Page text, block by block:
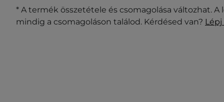
* A termék összetétele és csomagolása változhat.
mindig a csomagoláson találod. Kérdésed van?